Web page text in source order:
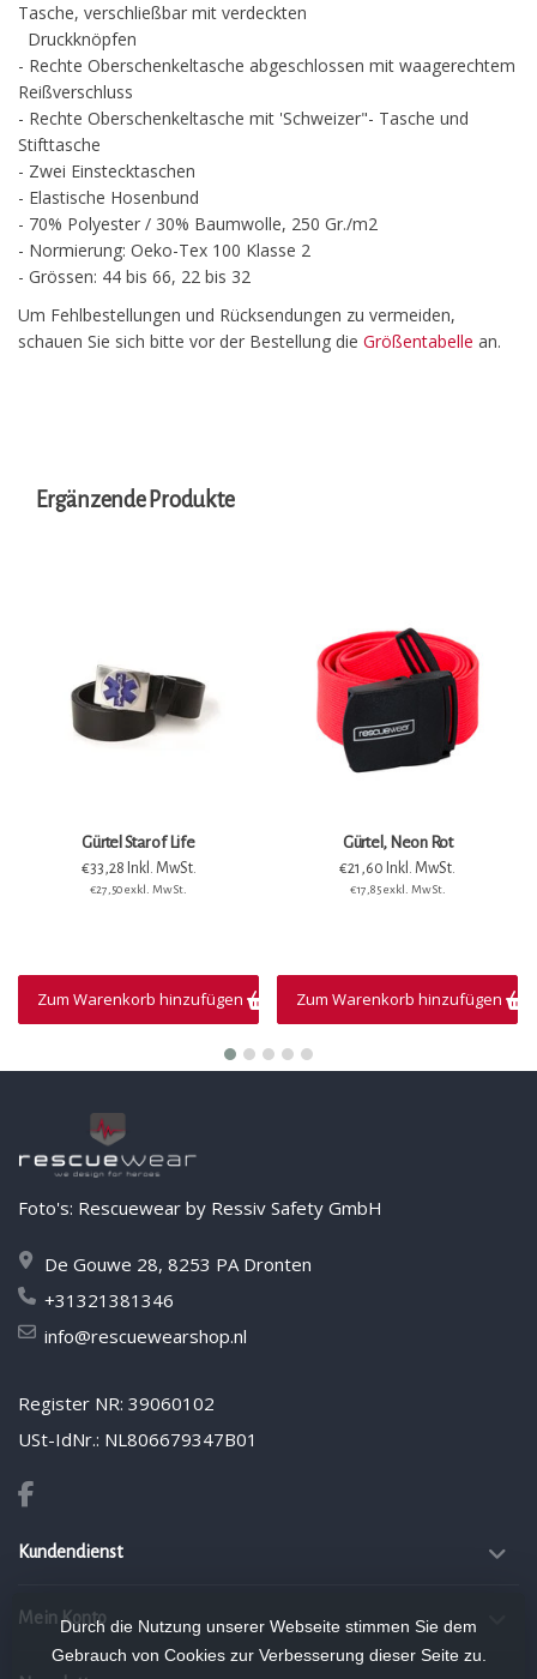
Tasche, verschließbar mit verdeckten
Druckknöpfen
- Rechte Oberschenkeltasche abgeschlossen mit waagerechtem
Reißverschluss
- Rechte Oberschenkeltasche mit 'Schweizer"- Tasche und
Stifttasche
- Zwei Einstecktaschen
- Elastische Hosenbund
- 70% Polyester / 30% Baumwolle, 250 Gr./m2
- Normierung: Oeko-Tex 100 Klasse 2
- Grössen: 44 bis 66, 22 bis 32
Um Fehlbestellungen und Rücksendungen zu vermeiden,
schauen Sie sich bitte vor der Bestellung die Größentabelle an.
Ergänzende Produkte
Gürtel Star of Life
€33,28 Inkl. MwSt.
€27,50 exkl. MwSt.
Zum Warenkorb hinzufügen
Gürtel, Neon Rot
€21,60 Inkl. MwSt.
€17,85 exkl. MwSt.
Zum Warenkorb hinzufügen
Foto's: Rescuewear by Ressiv Safety GmbH
De Gouwe 28, 8253 PA Dronten
+31321381346
info@rescuewearshop.nl
Register NR: 39060102
USt-IdNr.: NL806679347B01
Kundendienst
Mein KontoDurch die Nutzung unserer Webseite stimmen Sie dem
Gebrauch von Cookies zur Verbesserung dieser Seite zu.